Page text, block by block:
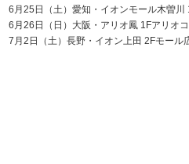
6月25日（土）愛知・イオンモール木曽川
6月26日（日）大阪・アリオ鳳 1Fアリオ
7月2日（土）長野・イオン上田 2Fモール